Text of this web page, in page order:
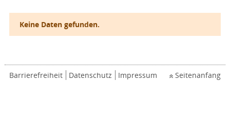
Keine Daten gefunden.
Barrierefreiheit Datenschutz Impressum Seitenanfang